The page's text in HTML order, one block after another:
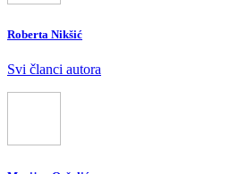
Roberta Nikšić
Svi članci autora